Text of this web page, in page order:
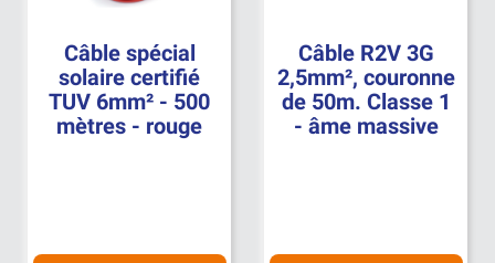
Câble spécial
solaire certifié
TUV 6mm² - 500
mètres - rouge
Câble R2V 3G
2,5mm², couronne
de 50m. Classe 1
- âme massive